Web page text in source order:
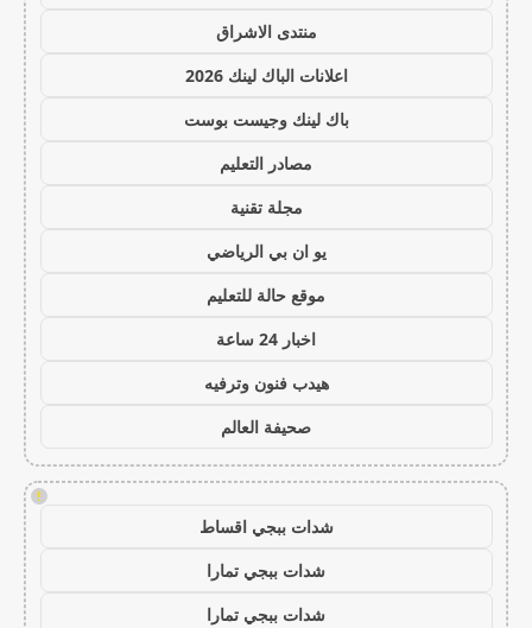
منتدى الاشراق
اعلانات الباك لينك 2026
باك لينك وجيست بوست
مصادر التعليم
مجلة تقنية
يو ان بي الرياضي
موقع حالة للتعليم
اخبار 24 ساعة
هيدب فنون وترفيه
صحيفة العالم
!
شدات ببجي اقساط
شدات ببجي تمارا
شدات ببجي تمارا